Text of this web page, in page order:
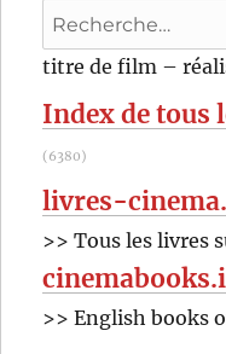
Recherche
pour
:
titre de film –
Index de tous
(6380)
livres-
>> Tous les livres
>> English books